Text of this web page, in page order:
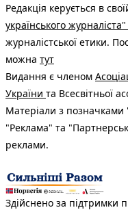
Редакція керується в
українського журналіста"
журналістської етики.
можна тут
Видання є членом
України та Всесвітньої
Матеріали з
"Реклама" та
реклами.
Здійснено за підтримки